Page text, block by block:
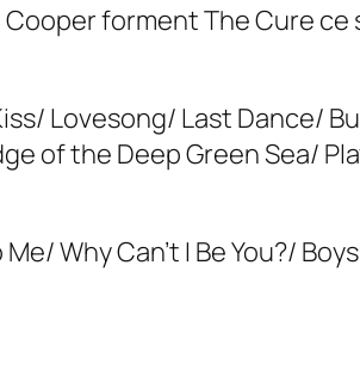
Cooper formentThe Cure ce
Lovesong/ Last Dance/
of the Deep Green Sea/
Why Can’t I Be You?/